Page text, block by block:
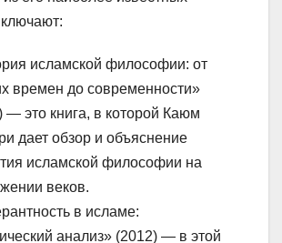
исламской философии: от
времен до современности»
— это книга, в которой Каюм
дает обзор и объяснение
исламской философии на
веков.
в исламе:
анализ» (2012) — в этой